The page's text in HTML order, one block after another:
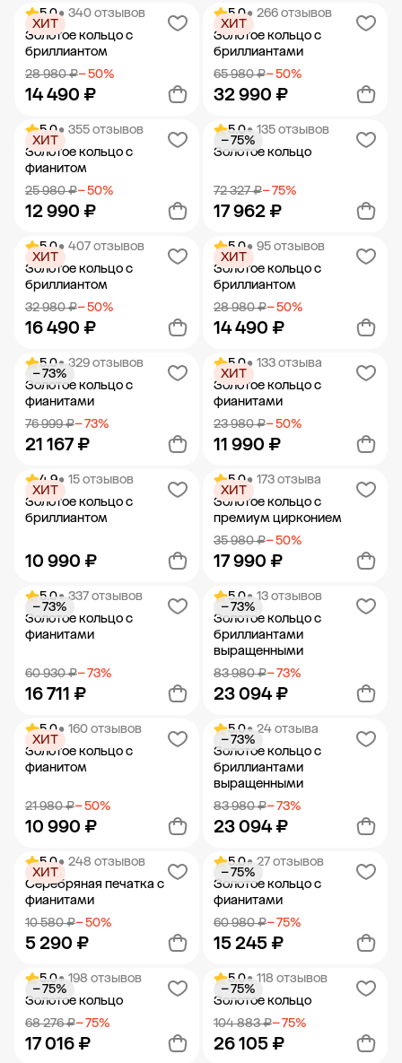
Добавить в корзину Добавить в корзину
5.0• 340 отзывов
Золотое кольцо с
бриллиантом
28 980 ₽− 50%
14 490 ₽
ХИТ
Добавить в корзину
5.0• 266 отзывов
Золотое кольцо с
бриллиантами
65 980 ₽− 50%
32 990 ₽
ХИТ
Добавить в корзину
5.0• 355 отзывов
Золотое кольцо с
фианитом
25 980 ₽− 50%
12 990 ₽
ХИТ
Добавить в корзину
5.0• 135 отзывов
Золотое кольцо
72 327 ₽− 75%
17 962 ₽
− 75%
Добавить в корзину
5.0• 407 отзывов
Золотое кольцо с
бриллиантом
32 980 ₽− 50%
16 490 ₽
ХИТ
Добавить в корзину
5.0• 95 отзывов
Золотое кольцо с
бриллиантом
28 980 ₽− 50%
14 490 ₽
ХИТ
Добавить в корзину
5.0• 329 отзывов
Золотое кольцо с
фианитами
76 999 ₽− 73%
21 167 ₽
− 73%
Добавить в корзину
5.0• 133 отзыва
Золотое кольцо с
фианитами
23 980 ₽− 50%
11 990 ₽
ХИТ
Добавить в корзину
4.9• 15 отзывов
Золотое кольцо с
бриллиантом
10 990 ₽
ХИТ
Добавить в корзину
5.0• 173 отзыва
Золотое кольцо с
премиум цирконием
35 980 ₽− 50%
17 990 ₽
ХИТ
Добавить в корзину
5.0• 337 отзывов
Золотое кольцо с
фианитами
60 930 ₽− 73%
16 711 ₽
− 73%
Добавить в корзину
5.0• 13 отзывов
Золотое кольцо с
бриллиантами
выращенными
83 980 ₽− 73%
23 094 ₽
− 73%
Добавить в корзину
5.0• 160 отзывов
Золотое кольцо с
фианитом
21 980 ₽− 50%
10 990 ₽
ХИТ
Добавить в корзину
5.0• 24 отзыва
Золотое кольцо с
бриллиантами
выращенными
83 980 ₽− 73%
23 094 ₽
− 73%
Добавить в корзину
5.0• 248 отзывов
Серебряная печатка с
фианитами
10 580 ₽− 50%
5 290 ₽
ХИТ
Добавить в корзину
5.0• 27 отзывов
Золотое кольцо с
фианитами
60 980 ₽− 75%
15 245 ₽
− 75%
Добавить в корзину
5.0• 198 отзывов
Золотое кольцо
68 276 ₽− 75%
17 016 ₽
− 75%
5.0• 118 отзывов
Золотое кольцо
104 883 ₽− 75%
26 105 ₽
− 75%